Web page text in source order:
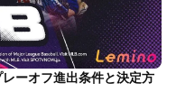
ーオフ進出条件と決定方